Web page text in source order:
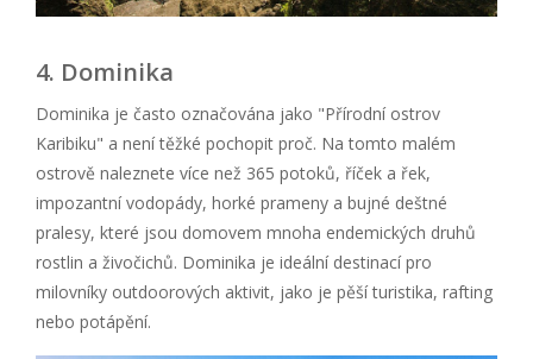
4. Dominika
Dominika je často označována jako "Přírodní ostrov
Karibiku" a není těžké pochopit proč. Na tomto malém
ostrově naleznete více než 365 potoků, říček a řek,
impozantní vodopády, horké prameny a bujné deštné
pralesy, které jsou domovem mnoha endemických druhů
rostlin a živočichů. Dominika je ideální destinací pro
milovníky outdoorových aktivit, jako je pěší turistika, rafting
nebo potápění.